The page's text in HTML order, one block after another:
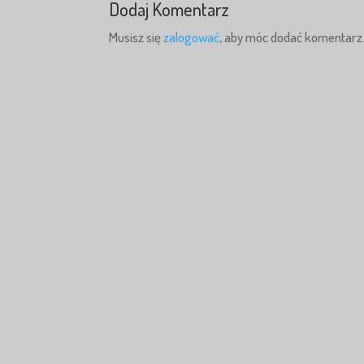
Dodaj Komentarz
Musisz sięzalogować, aby móc dodać